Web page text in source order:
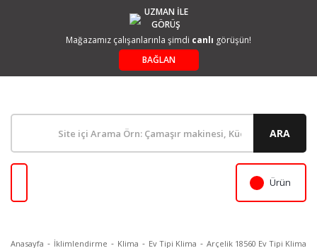
UZMAN İLE
GÖRÜŞ
Mağazamız çalışanlarınla şimdi canlı görüşün!
BAĞLAN
ARA
Ürün
Anasayfa İklimlendirme Klima Ev Tipi Klima Arçelik 18560 Ev Tipi Klima